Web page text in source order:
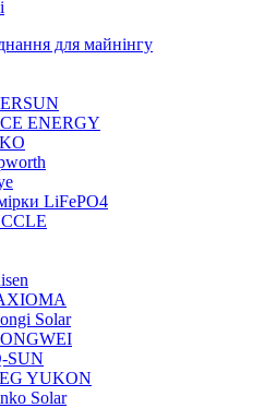
для майнінгу
ENERGY
LiFePO4
Solar
SUN
YUKON
Solar